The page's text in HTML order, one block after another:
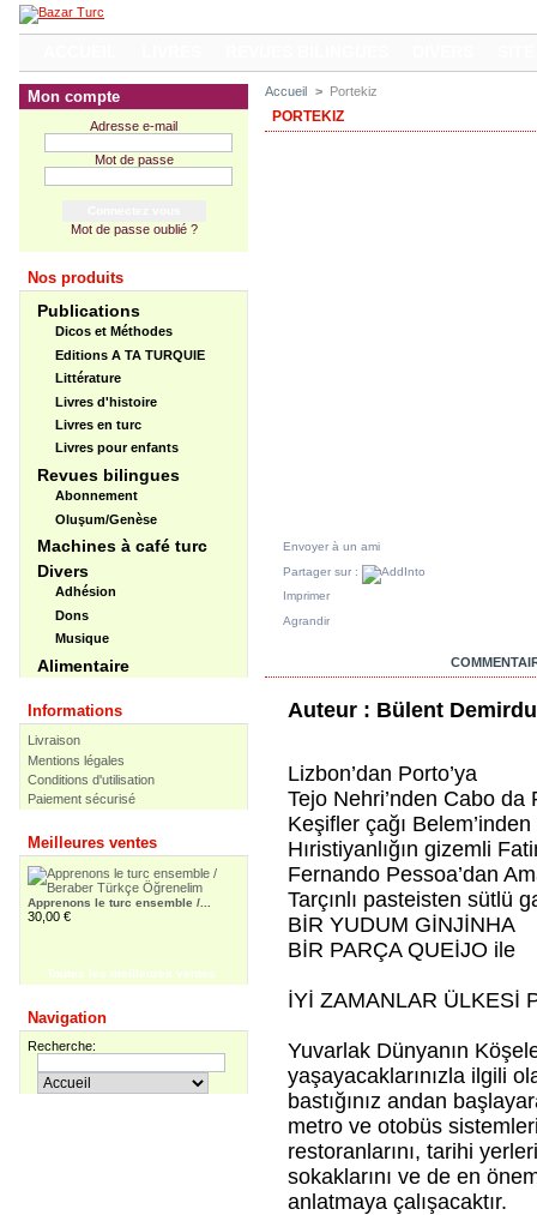
Mon compte
Adresse e-mail
Mot de passe
Mot de passe oublié ?
Nos produits
Publications
Dicos et Méthodes
Editions A TA TURQUIE
Littérature
Livres d'histoire
Livres en turc
Livres pour enfants
Revues bilingues
Abonnement
Oluşum/Genèse
Machines à café turc
Divers
Adhésion
Dons
Musique
Alimentaire
Informations
Livraison
Mentions légales
Conditions d'utilisation
Paiement sécurisé
Meilleures ventes
Apprenons le turc ensemble /...
30,00 €
55,00 €
Pir Sultan Abdal
16,00 €
Toutes les meilleures ventes
Navigation
Recherche:
Accueil > Portekiz
PORTEKIZ
Envoyer à un ami
Partager sur :
Imprimer
Agrandir
Auteur : Bülent
Lizbon’dan Porto’ya
Tejo Nehri’nden Cabo da
Keşifler çağı Belem’inden
Hıristiyanlığın gizemli
Fernando Pessoa’dan
Tarçınlı pasteisten sütlü
BİR YUDUM GİNJİNHA
BİR PARÇA QUEİJO ile
İYİ ZAMANLAR ÜLKESİ
Yuvarlak Dünyanın
yaşayacaklarınızla ilgili
bastığınız andan
metro ve otobüs
restoranlarını, tarihi
sokaklarını ve de en
anlatmaya çalışacaktır.